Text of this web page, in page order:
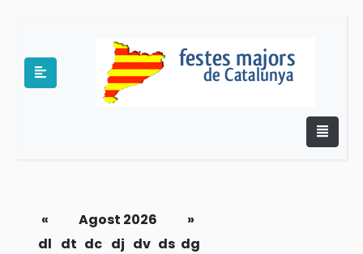
« Agost 2026
»
dl dt dc dj dv ds dg